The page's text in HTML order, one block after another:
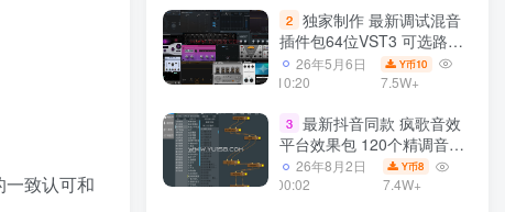
致认可和
2 独家制作 最新调试混音
插件包64位VST3 可选路径
一键安装550个效果器合集
v3.0 WiN 支持定制
26年5月6日
10:20
Y币10
7.5W+
3 最新抖音同款 疯歌音效
平台效果包 120个精调音效
包+软件自带170个音效
+600个插件 带安装教程全
26年8月2日
00:02
Y币8
7.4W+